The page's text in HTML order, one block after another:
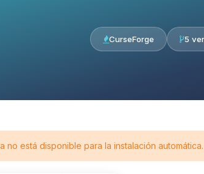
CurseForge 5
no está disponible para la instalación